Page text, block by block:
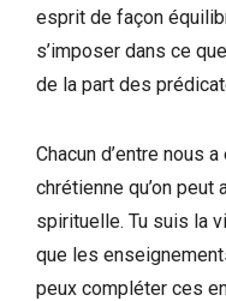
esprit de façon
s’imposer dans ce
de la part des
Chacun d’entre nous
chrétienne qu’on
spirituelle. Tu suis la
que les
peux compléter ces